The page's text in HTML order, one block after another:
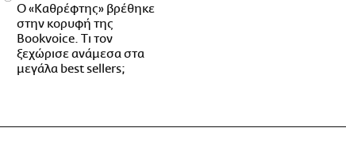
Ο «Καθρέφτης» βρέθηκε
στην κορυφή της
Bookvoice. Τι τον
ξεχώρισε ανάμεσα στα
μεγάλα best sellers;